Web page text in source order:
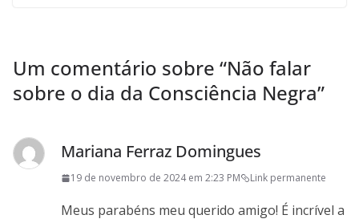
Um comentário sobre “Não falar
sobre o dia da Consciência Negra”
Mariana Ferraz Domingues
19 de novembro de 2024 em 2:23 PM Link permanente
Meus parabéns meu querido amigo! É incrível a